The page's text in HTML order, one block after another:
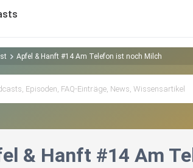
Apfel & Hanft #14 Am Telefon ist noch Milch
& Hanft #14 Am